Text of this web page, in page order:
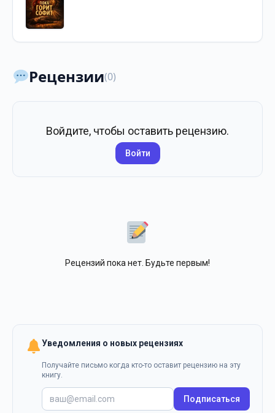
Рецензии(0)
Войдите, чтобы оставить рецензию.
Войти
Рецензий пока нет. Будьте первым!
Уведомления о новых рецензиях
Получайте письмо когда кто-то оставит рецензию на эту
книгу.
Подписаться